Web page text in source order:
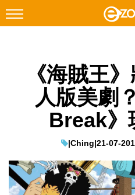
Facebook Instagram
教學評測
EduTech
《海賊王
人版美劇
Break》
|Ching|21-07-